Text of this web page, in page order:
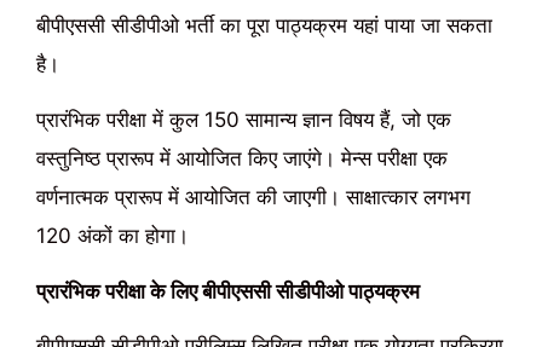
बीपीएससी सीडीपीओ भर्ती का पूरा पाठ्यक्रम यहां पाया जा सकता
है।
प्रारंभिक परीक्षा में कुल 150 सामान्य ज्ञान विषय हैं, जो एक
वस्तुनिष्ठ प्रारूप में आयोजित किए जाएंगे। मेन्स परीक्षा एक
वर्णनात्मक प्रारूप में आयोजित की जाएगी। साक्षात्कार लगभग
120 अंकों का होगा।
प्रारंभिक परीक्षा के लिए बीपीएससी सीडीपीओ पाठ्यक्रम